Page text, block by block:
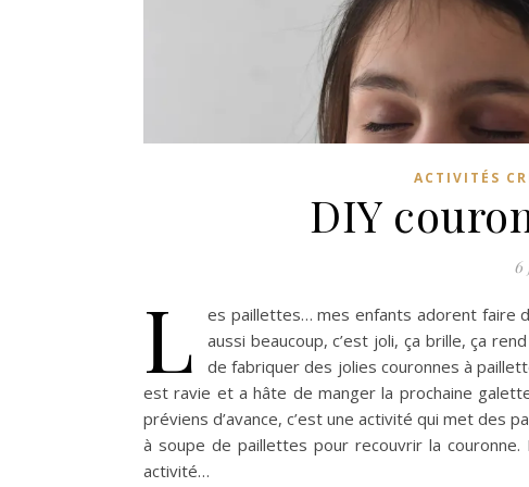
ACTIVITÉS
DIY
6
L
es paillettes… mes enfants adorent faire
aussi beaucoup, c’est joli, ça brille, ça
de fabriquer des jolies couronnes à
est ravie et a hâte de manger la prochaine
préviens d’avance, c’est une activité qui met des
à soupe de paillettes pour recouvrir la
activité…